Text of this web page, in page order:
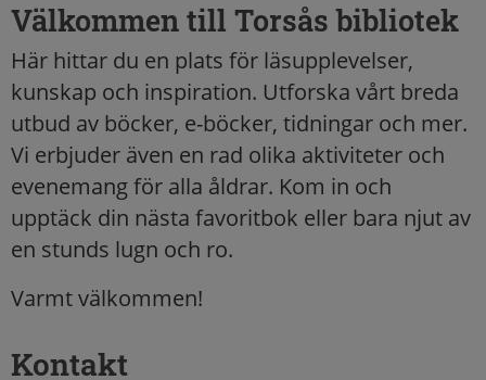
Välkommen till Torsås bibliotek
Här hittar du en plats för läsupplevelser,
kunskap och inspiration. Utforska vårt breda
utbud av böcker, e-böcker, tidningar och mer.
Vi erbjuder även en rad olika aktiviteter och
evenemang för alla åldrar. Kom in och
upptäck din nästa favoritbok eller bara njut av
en stunds lugn och ro.
Varmt välkommen!
Kontakt